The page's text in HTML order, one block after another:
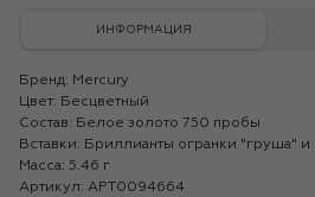
ИНФОРМАЦИЯ
Бренд: Mercury
Цвет: Бесцветный
Состав: Белое золото 750 пробы
Вставки: Бриллианты огранки "груша" и
Масса: 5.46 г
Артикул: APT0094664